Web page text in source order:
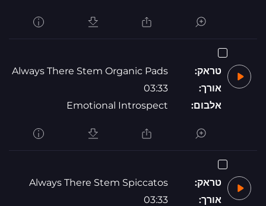
טראק:
Always There Stem Organic Pads
אורך:
03:33
אלבום:
Emotional Introspect
טראק:
Always There Stem Spiccatos
אורך:
03:33